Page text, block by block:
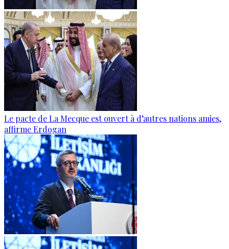
Le pacte de La Mecque est ouvert à d’autres nations amies,
affirme Erdogan